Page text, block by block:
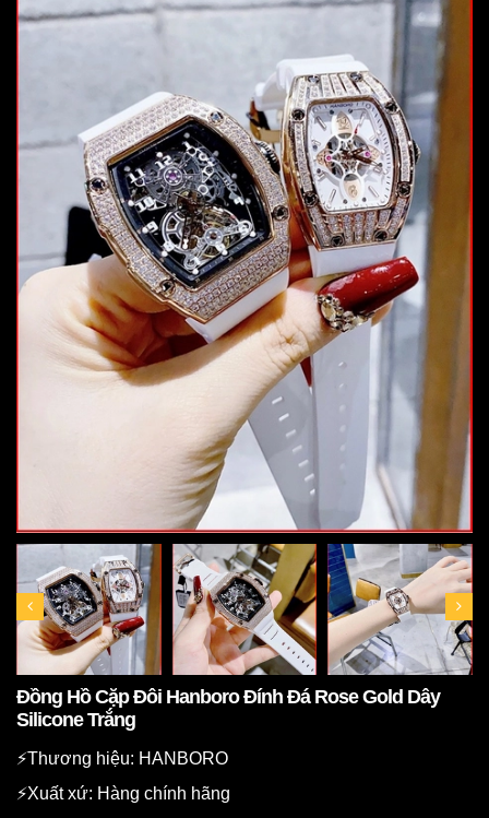
Đồng Hồ Cặp Đôi Hanboro Đính Đá Rose Gold Dây
Silicone Trắng
⚡️Thương hiệu: HANBORO
⚡️Xuất xứ: Hàng chính hãng